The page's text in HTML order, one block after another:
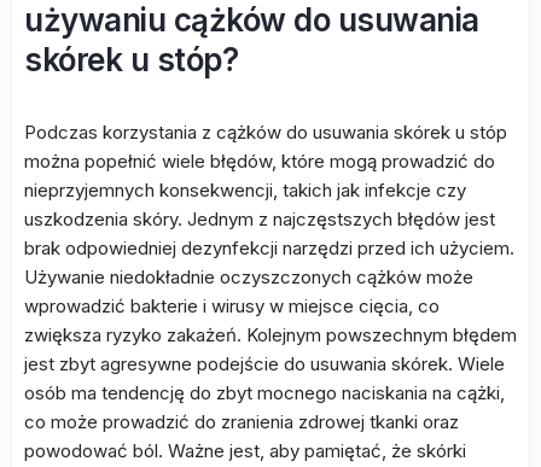
używaniu cążków do usuwania
skórek u stóp?
Podczas korzystania z cążków do usuwania skórek u stóp
można popełnić wiele błędów, które mogą prowadzić do
nieprzyjemnych konsekwencji, takich jak infekcje czy
uszkodzenia skóry. Jednym z najczęstszych błędów jest
brak odpowiedniej dezynfekcji narzędzi przed ich użyciem.
Używanie niedokładnie oczyszczonych cążków może
wprowadzić bakterie i wirusy w miejsce cięcia, co
zwiększa ryzyko zakażeń. Kolejnym powszechnym błędem
jest zbyt agresywne podejście do usuwania skórek. Wiele
osób ma tendencję do zbyt mocnego naciskania na cążki,
co może prowadzić do zranienia zdrowej tkanki oraz
powodować ból. Ważne jest, aby pamiętać, że skórki